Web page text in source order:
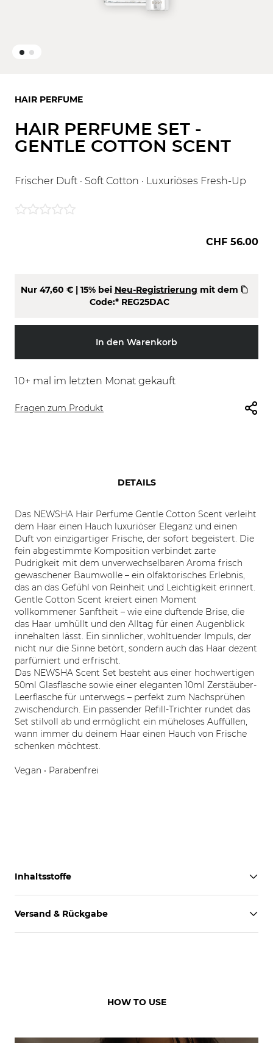
HAIR PERFUME
HAIR PERFUME SET -
GENTLE COTTON SCENT
Frischer Duft · Soft Cotton · Luxuriöses Fresh-Up
CHF 56.00
Nur 47,60 €| 15% bei Neu-Registrierung mit dem
Code:* REG25DAC
In den Warenkorb
10+ mal im letzten Monat gekauft
Fragen zum Produkt
DETAILS
Das NEWSHA Hair Perfume Gentle Cotton Scent verleiht
dem Haar einen Hauch luxuriöser Eleganz und einen
Duft von einzigartiger Frische, der sofort begeistert. Die
fein abgestimmte Komposition verbindet zarte
Pudrigkeit mit dem unverwechselbaren Aroma frisch
gewaschener Baumwolle – ein olfaktorisches Erlebnis,
das an das Gefühl von Reinheit und Leichtigkeit erinnert.
Gentle Cotton Scent kreiert einen Moment
vollkommener Sanftheit – wie eine duftende Brise, die
das Haar umhüllt und den Alltag für einen Augenblick
innehalten lässt. Ein sinnlicher, wohltuender Impuls, der
nicht nur die Sinne betört, sondern auch das Haar dezent
parfümiert und erfrischt.
Das NEWSHA Scent Set besteht aus einer hochwertigen
50ml Glasflasche sowie einer eleganten 10ml Zerstäuber-
Leerflasche für unterwegs – perfekt zum Nachsprühen
zwischendurch. Ein passender Refill-Trichter rundet das
Set stilvoll ab und ermöglicht ein müheloses Auffüllen,
wann immer du deinem Haar einen Hauch von Frische
schenken möchtest.
Vegan • Parabenfrei
Inhaltsstoffe
Versand & Rückgabe
HOW TO USE